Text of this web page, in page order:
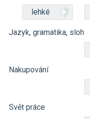
lehké
Jazyk, gramatika, sloh
Nakupování
Svět práce